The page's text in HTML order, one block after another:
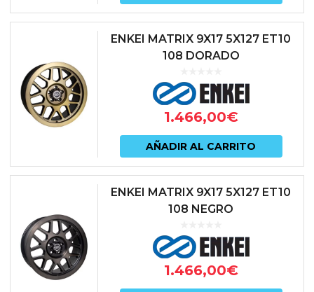
ENKEI MATRIX 9X17 5X127 ET10
108 DORADO
1.466,00€
AÑADIR AL CARRITO
ENKEI MATRIX 9X17 5X127 ET10
108 NEGRO
1.466,00€